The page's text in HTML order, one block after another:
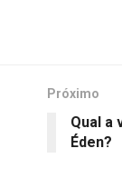
Próximo
Qual a
Éden?